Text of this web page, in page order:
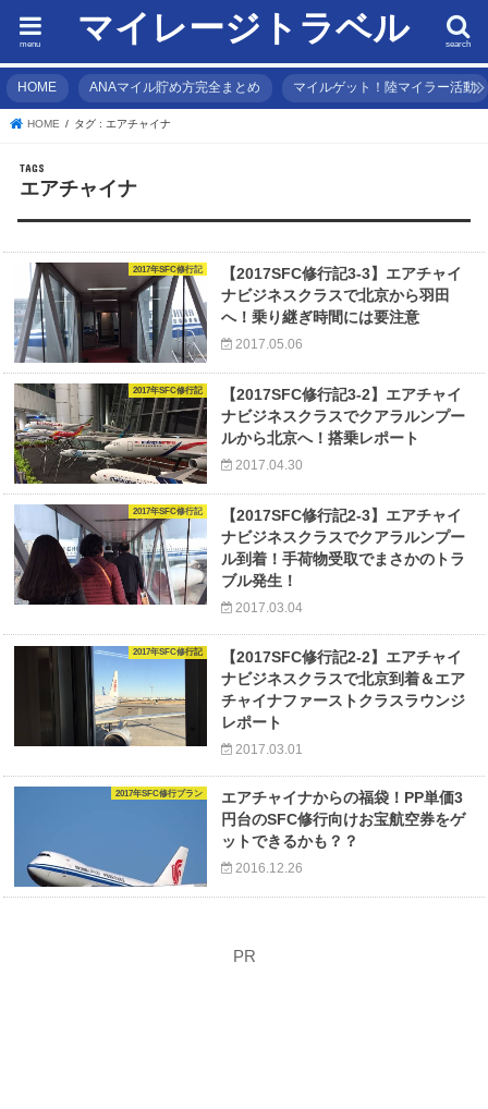
マイレージトラベル search
menu
HOME ANAマイル貯め方完全まとめ マイルゲット！陸マイラー活動
HOME タグ : エアチャイナ
エアチャイナ
2017年SFC修行記
【2017SFC修行記3-3】エアチャイ
ナビジネスクラスで北京から羽田
へ！乗り継ぎ時間には要注意
2017.05.06
2017年SFC修行記
【2017SFC修行記3-2】エアチャイ
ナビジネスクラスでクアラルンプー
ルから北京へ！搭乗レポート
2017.04.30
2017年SFC修行記
【2017SFC修行記2-3】エアチャイ
ナビジネスクラスでクアラルンプー
ル到着！手荷物受取でまさかのトラ
ブル発生！
2017.03.04
2017年SFC修行記
【2017SFC修行記2-2】エアチャイ
ナビジネスクラスで北京到着＆エア
チャイナファーストクラスラウンジ
レポート
2017.03.01
2017年SFC修行プラン
エアチャイナからの福袋！PP単価3
円台のSFC修行向けお宝航空券をゲ
ットできるかも？？
2016.12.26
PR